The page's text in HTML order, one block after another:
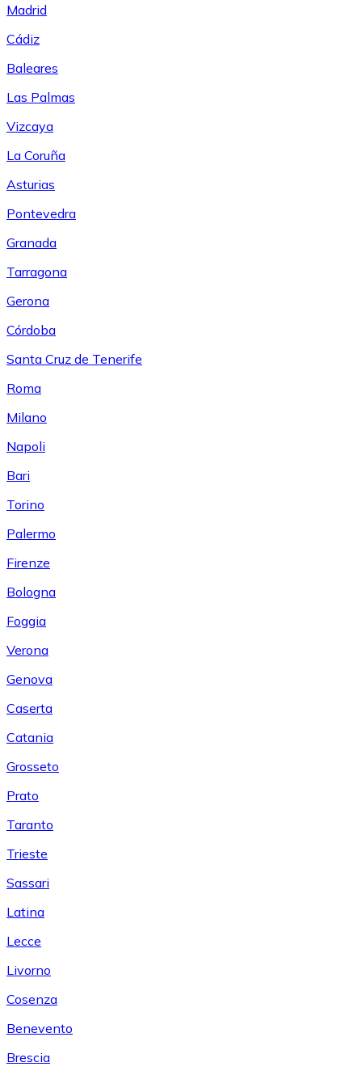
Madrid
Cádiz
Baleares
Las Palmas
Vizcaya
La Coruña
Asturias
Pontevedra
Granada
Tarragona
Gerona
Córdoba
Santa Cruz de Tenerife
Roma
Milano
Napoli
Bari
Torino
Palermo
Firenze
Bologna
Foggia
Verona
Genova
Caserta
Catania
Grosseto
Prato
Taranto
Trieste
Sassari
Latina
Lecce
Livorno
Cosenza
Benevento
Brescia